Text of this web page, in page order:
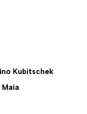
Kubitschek
Maia